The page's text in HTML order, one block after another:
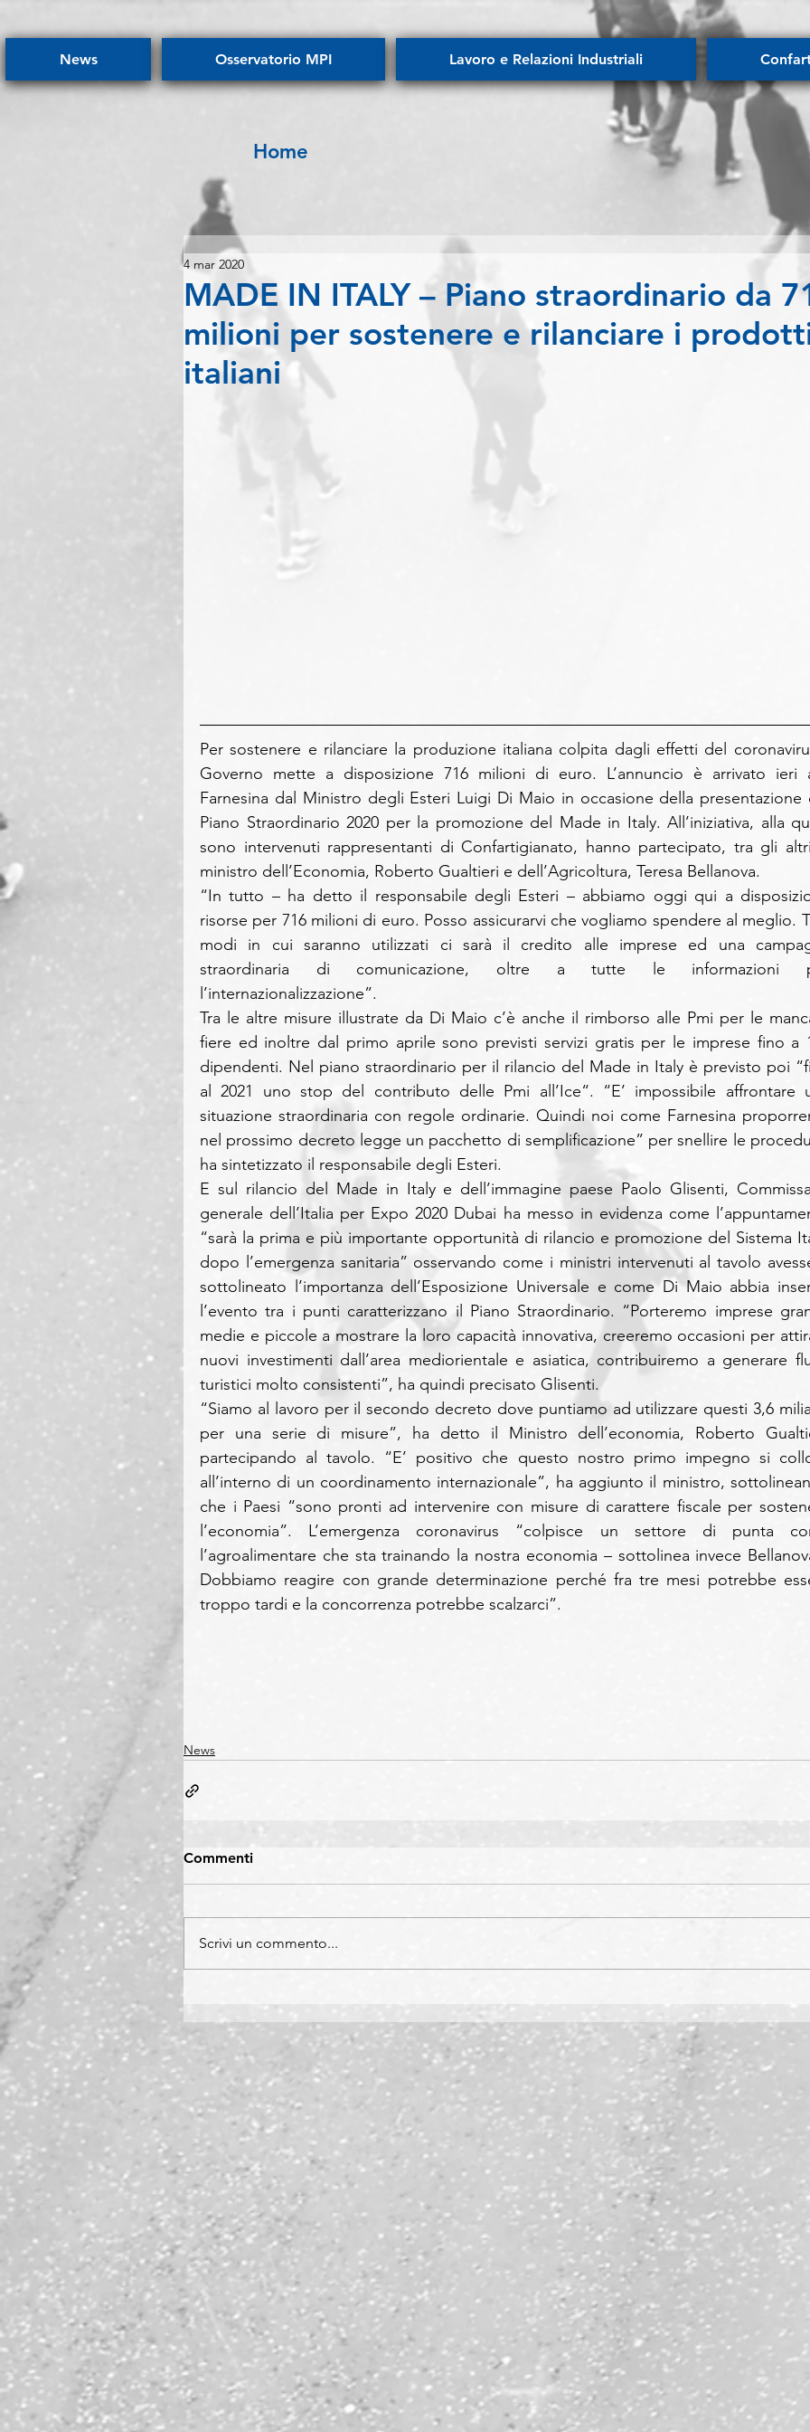
News Osservatorio MPI Lavoro e Relazioni Industriali
Home
MADE IN ITALY – Piano straordinario da
milioni per sostenere e rilanciare i
italiani
4 mar 2020
Per sostenere e rilanciare la produzione italiana colpita dagli effetti del
Governo mette a disposizione 716 milioni di euro. L’annuncio è arrivato ieri
Farnesina dal Ministro degli Esteri Luigi Di Maio in occasione della presentazione
Piano Straordinario 2020 per la promozione del Made in Italy. All’iniziativa, alla
sono intervenuti rappresentanti di Confartigianato, hanno partecipato, tra gli
ministro dell’Economia, Roberto Gualtieri e dell’Agricoltura, Teresa Bellanova.
“In tutto – ha detto il responsabile degli Esteri – abbiamo oggi qui a
risorse per 716 milioni di euro. Posso assicurarvi che vogliamo spendere al meglio.
modi in cui saranno utilizzati ci sarà il credito alle imprese ed una
straordinaria di comunicazione, oltre a tutte le informazioni
l’internazionalizzazione”.
Tra le altre misure illustrate da Di Maio c’è anche il rimborso alle Pmi per le
fiere ed inoltre dal primo aprile sono previsti servizi gratis per le imprese fino a
dipendenti. Nel piano straordinario per il rilancio del Made in Italy è previsto poi
al 2021 uno stop del contributo delle Pmi all’Ice“. “E’ impossibile affrontare
situazione straordinaria con regole ordinarie. Quindi noi come Farnesina
nel prossimo decreto legge un pacchetto di semplificazione” per snellire le
ha sintetizzato il responsabile degli Esteri.
E sul rilancio del Made in Italy e dell’immagine paese Paolo Glisenti,
generale dell’Italia per Expo 2020 Dubai ha messo in evidenza come
“sarà la prima e più importante opportunità di rilancio e promozione del Sistema
dopo l’emergenza sanitaria” osservando come i ministri intervenuti al tavolo
sottolineato l’importanza dell’Esposizione Universale e come Di Maio abbia
l’evento tra i punti caratterizzano il Piano Straordinario. “Porteremo imprese
medie e piccole a mostrare la loro capacità innovativa, creeremo occasioni per
nuovi investimenti dall’area mediorientale e asiatica, contribuiremo a generare
turistici molto consistenti”, ha quindi precisato Glisenti.
“Siamo al lavoro per il secondo decreto dove puntiamo ad utilizzare questi 3,6
per una serie di misure”, ha detto il Ministro dell’economia, Roberto
partecipando al tavolo. “E’ positivo che questo nostro primo impegno si
all’interno di un coordinamento internazionale”, ha aggiunto il ministro,
che i Paesi “sono pronti ad intervenire con misure di carattere fiscale per
l’economia”. L’emergenza coronavirus “colpisce un settore di punta
l’agroalimentare che sta trainando la nostra economia – sottolinea invece
Dobbiamo reagire con grande determinazione perché fra tre mesi potrebbe
troppo tardi e la concorrenza potrebbe scalzarci”.
News
Commenti
Scrivi un commento...